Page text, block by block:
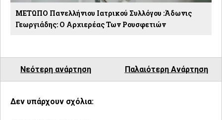
ΜΕΤΩΠΟ Πανελλήνιου Ιατρικού Συλλόγου :Άδωνις
Γεωργιάδης: Ο Αρχιερέας Των Ρουσφετιών
Νεότερη ανάρτηση Παλαιότερη Ανάρτηση
Δεν υπάρχουν σχόλια: